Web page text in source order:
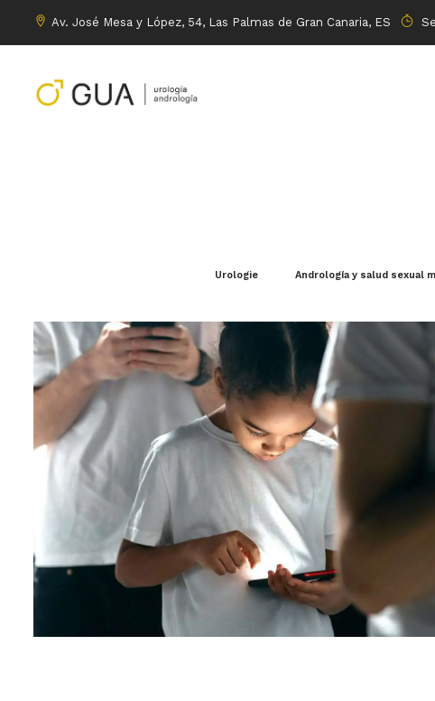
Av. José Mesa y López, 54, Las Palmas de Gran Canaria, ES
Urologie Andrología y salud sexual